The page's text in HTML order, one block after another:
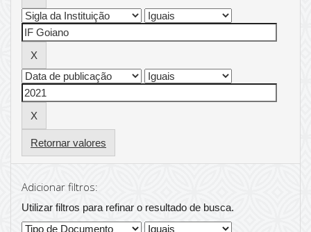
Retornar valores
Adicionar filtros:
Utilizar filtros para refinar o resultado de busca.